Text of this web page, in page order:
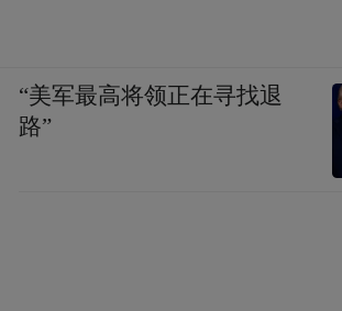
“美军最高将领正在寻找退
路”